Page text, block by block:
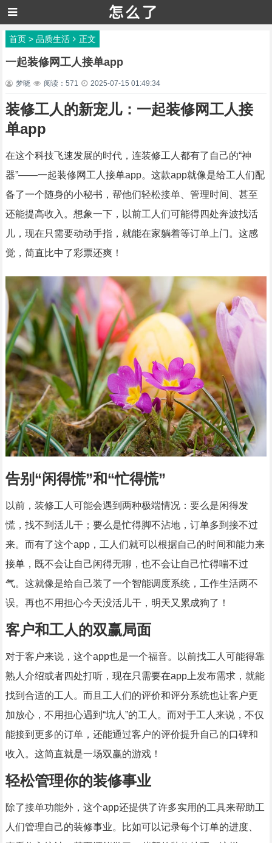
首页> 品质生活 正文
一起装修网工人接单app
梦晓 阅读：571 2025-07-15 01:49:34
装修工人的新宠儿：一起装修网工人接
单app
在这个科技飞速发展的时代，连装修工人都有了自己的“神
器”——一起装修网工人接单app。这款app就像是给工人们配
备了一个随身的小秘书，帮他们轻松接单、管理时间、甚至
还能提高收入。想象一下，以前工人们可能得四处奔波找活
儿，现在只需要动动手指，就能在家躺着等订单上门。这感
觉，简直比中了彩票还爽！
告别“闲得慌”和“忙得慌”
以前，装修工人可能会遇到两种极端情况：要么是闲得发
慌，找不到活儿干；要么是忙得脚不沾地，订单多到接不过
来。而有了这个app，工人们就可以根据自己的时间和能力来
接单，既不会让自己闲得无聊，也不会让自己忙得喘不过
气。这就像是给自己装了一个智能调度系统，工作生活两不
误。再也不用担心今天没活儿干，明天又累成狗了！
客户和工人的双赢局面
对于客户来说，这个app也是一个福音。以前找工人可能得靠
熟人介绍或者四处打听，现在只需要在app上发布需求，就能
找到合适的工人。而且工人们的评价和评分系统也让客户更
加放心，不用担心遇到“坑人”的工人。而对于工人来说，不仅
能接到更多的订单，还能通过客户的评价提升自己的口碑和
收入。这简直就是一场双赢的游戏！
轻松管理你的装修事业
除了接单功能外，这个app还提供了许多实用的工具来帮助工
人们管理自己的装修事业。比如可以记录每个订单的进度、